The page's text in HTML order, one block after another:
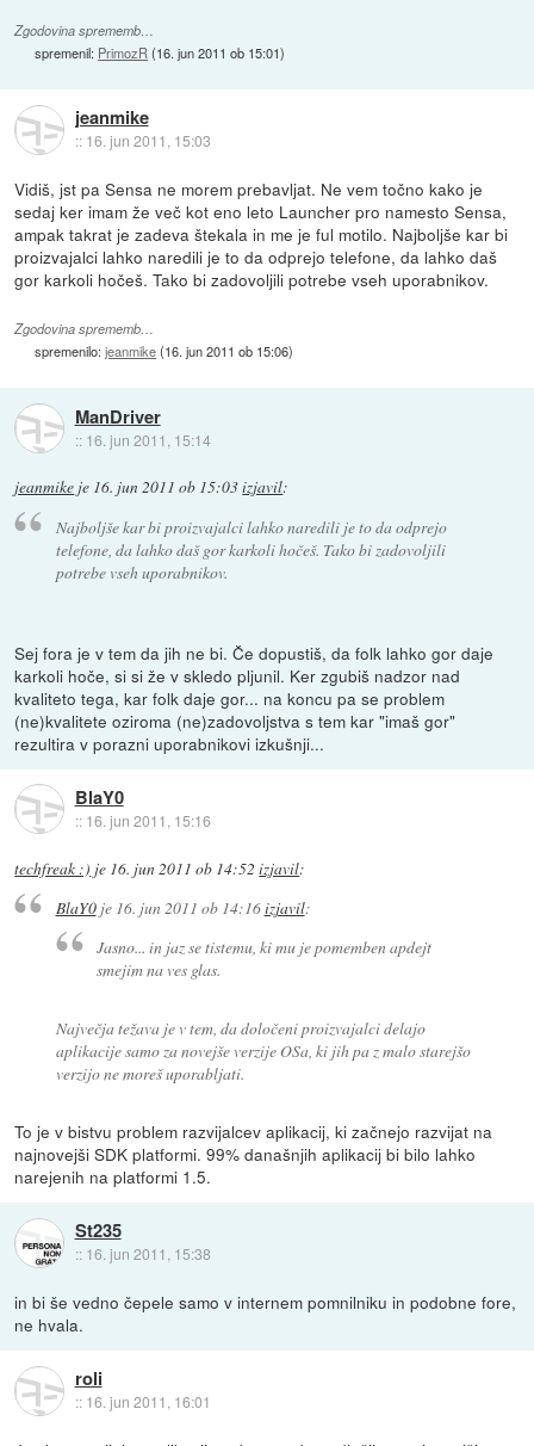
Zgodovina sprememb…
spremenil: PrimozR(16. jun 2011 ob 15:01)
jeanmike
:: 16. jun 2011, 15:03
Vidiš, jst pa Sensa ne morem prebavljat. Ne vem točno kako je
sedaj ker imam že več kot eno leto Launcher pro namesto Sensa,
ampak takrat je zadeva štekala in me je ful motilo. Najboljše kar bi
proizvajalci lahko naredili je to da odprejo telefone, da lahko daš
gor karkoli hočeš. Tako bi zadovoljili potrebe vseh uporabnikov.
Zgodovina sprememb…
spremenilo:jeanmike(16. jun 2011 ob 15:06)
ManDriver
:: 16. jun 2011, 15:14
jeanmike je 16. jun 2011 ob 15:03izjavil:
Najboljše kar bi proizvajalci lahko naredili je to da odprejo
telefone, da lahko daš gor karkoli hočeš. Tako bi zadovoljili
potrebe vseh uporabnikov.
Sej fora je v tem da jih ne bi. Če dopustiš, da folk lahko gor daje
karkoli hoče, si si že v skledo pljunil. Ker zgubiš nadzor nad
kvaliteto tega, kar folk daje gor... na koncu pa se problem
(ne)kvalitete oziroma (ne)zadovoljstva s tem kar "imaš gor"
rezultira v porazni uporabnikovi izkušnji...
BlaY0
:: 16. jun 2011, 15:16
techfreak :) je 16. jun 2011 ob 14:52 izjavil:
BlaY0je 16. jun 2011 ob 14:16izjavil:
Jasno... in jaz se tistemu, ki mu je pomemben apdejt
smejim na ves glas.
Največja težava je v tem, da določeni proizvajalci delajo
aplikacije samo za novejše verzije OSa, ki jih pa z malo starejšo
verzijo ne moreš uporabljati.
To je v bistvu problem razvijalcev aplikacij, ki začnejo razvijat na
najnovejši SDK platformi. 99% današnjih aplikacij bi bilo lahko
narejenih na platformi 1.5.
St235
:: 16. jun 2011, 15:38
in bi še vedno čepele samo v internem pomnilniku in podobne fore,
ne hvala.
roli
:: 16. jun 2011, 16:01